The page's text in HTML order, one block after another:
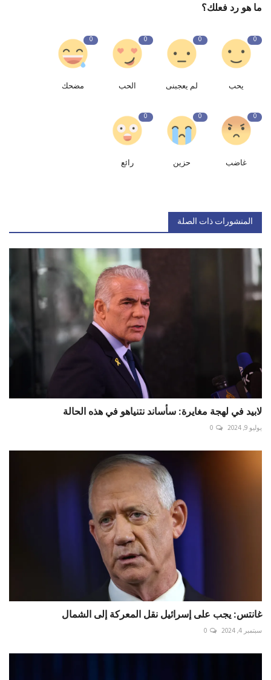
ما هو رد فعلك؟
0
يحب
0
لم يعجبنى
0
الحب
0
مضحك
0
غاضب
0
حزين
0
رائع
المنشورات ذات الصلة
لابيد في لهجة مغايرة: سأساند نتنياهو في هذه الحالة
يوليو 9, 2024 0
غانتس: يجب على إسرائيل نقل المعركة إلى الشمال
سبتمبر 4, 2024 0